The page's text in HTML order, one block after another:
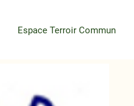
Espace Terroir Commun